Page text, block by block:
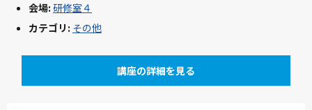
会場: 研修室４
カテゴリ: その他
講座の詳細を見る